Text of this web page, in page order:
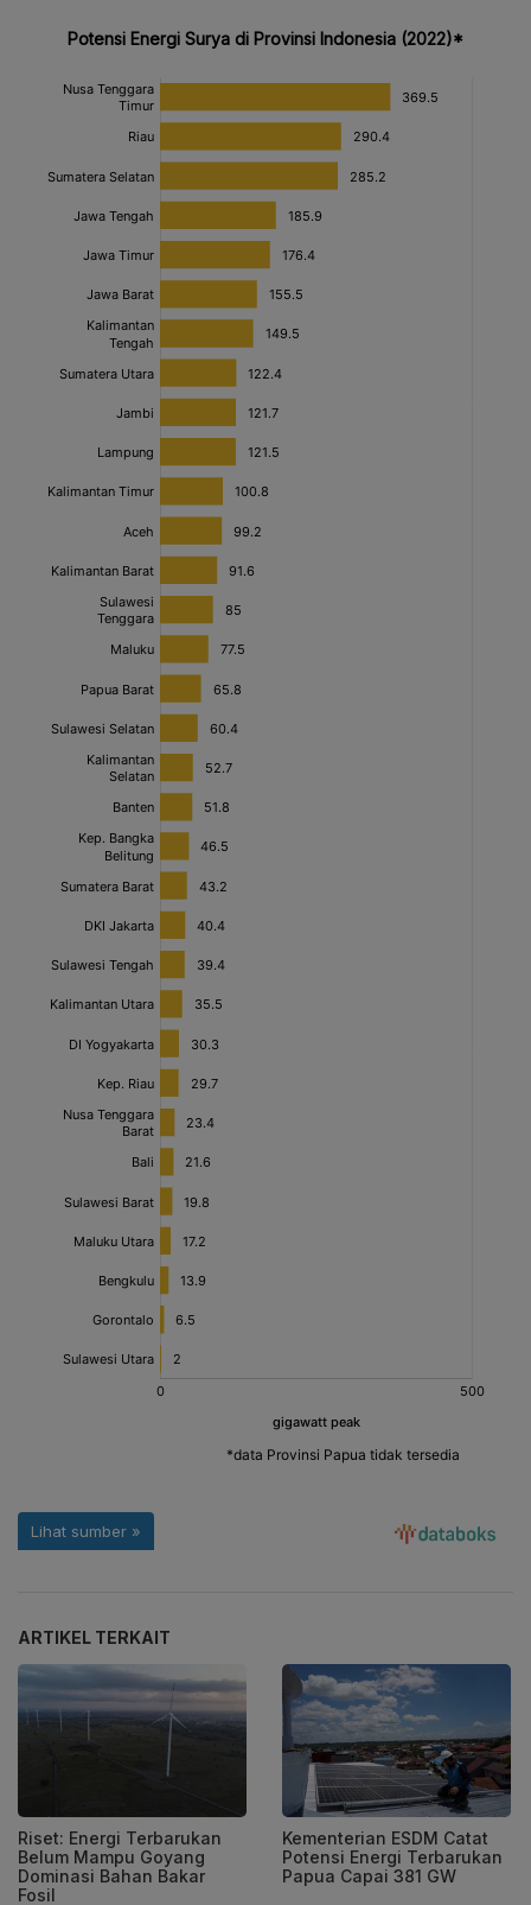
ARTIKEL TERKAIT
Riset: Energi Terbarukan
Belum Mampu Goyang
Dominasi Bahan Bakar
Fosil
Kementerian ESDM Catat
Potensi Energi Terbarukan
Papua Capai 381 GW